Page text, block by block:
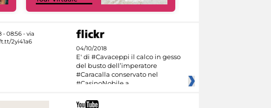
04/10/2018
E' di #Cavaceppi il calco in gesso
del busto dell’imperatore
#Caracalla conservato nel
#CasinoNobile a